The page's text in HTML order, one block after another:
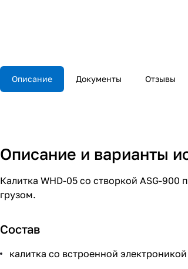
Описание Документы Отзывы
Описание и варианты
Калитка WHD-05 со створкой ASG-
грузом.
Состав
калитка со встроенной